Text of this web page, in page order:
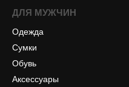
ДЛЯ МУЖЧИН
Одежда
Сумки
Обувь
Аксессуары